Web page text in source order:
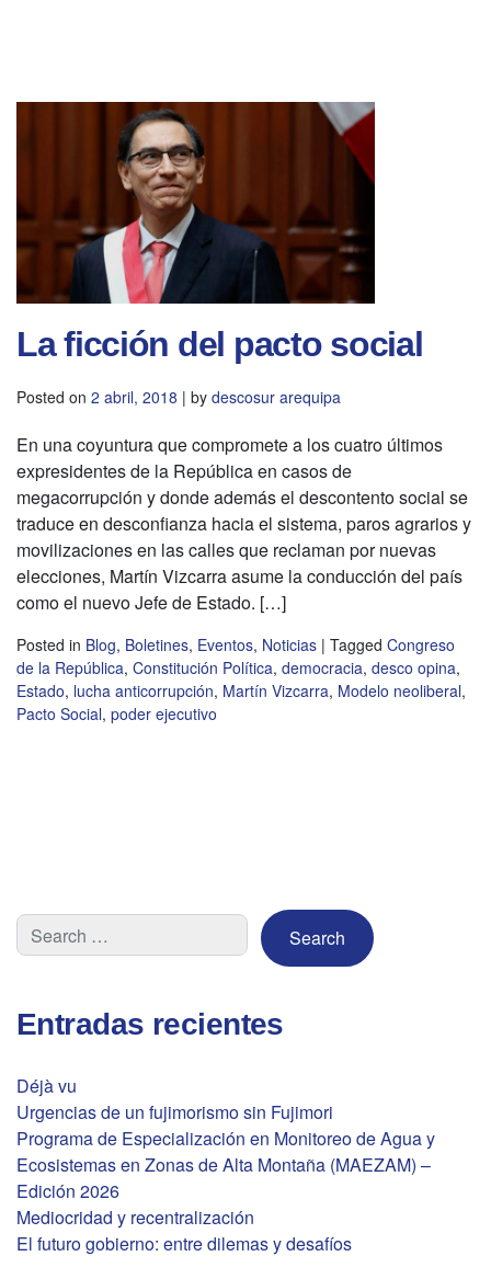
La ficción del pacto social
Posted on 2 abril, 2018 | by descosur arequipa
En una coyuntura que compromete a los cuatro últimos
expresidentes de la República en casos de
megacorrupción y donde además el descontento social se
traduce en desconfianza hacia el sistema, paros agrarios y
movilizaciones en las calles que reclaman por nuevas
elecciones, Martín Vizcarra asume la conducción del país
como el nuevo Jefe de Estado. […]
Posted in Blog, Boletines, Eventos, Noticias | Tagged Congreso
de la República, Constitución Política, democracia, desco opina,
Estado, lucha anticorrupción, Martín Vizcarra, Modelo neoliberal,
Pacto Social, poder ejecutivo
Entradas recientes
Déjà vu
Urgencias de un fujimorismo sin Fujimori
Programa de Especialización en Monitoreo de Agua y
Ecosistemas en Zonas de Alta Montaña (MAEZAM) –
Edición 2026
Mediocridad y recentralización
El futuro gobierno: entre dilemas y desafíos